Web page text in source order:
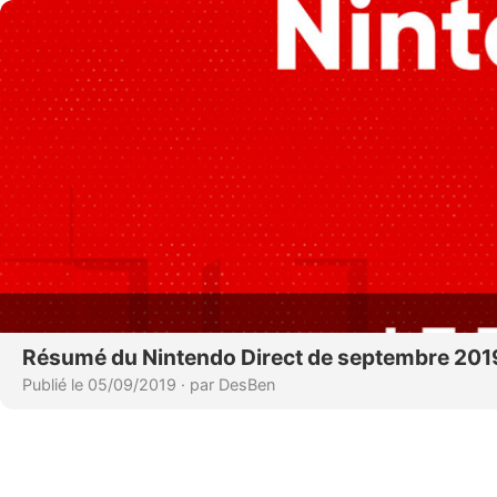
Résumé du Nintendo Direct de septembre
Publié le 05/09/2019 · par DesBen